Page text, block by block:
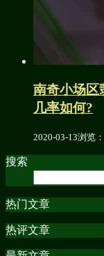
南奇小场区
几率如何?
2020-03-13浏览
搜索
热门文章
热评文章